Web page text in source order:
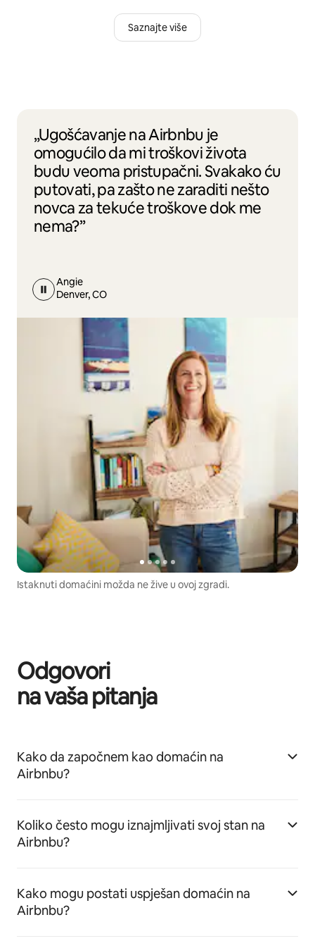
Saznajte više
„Ugošćavanje na Airbnbu je
omogućilo da mi troškovi života
budu veoma pristupačni. Svakako ću
putovati, pa zašto ne zaraditi nešto
novca za tekuće troškove dok me
nema?”
Angie
Denver, CO
Istaknuti domaćini možda ne žive u ovoj zgradi.
Odgovori
na vaša pitanja
Kako da započnem kao domaćin na
Airbnbu?
Koliko često mogu iznajmljivati svoj stan na
Airbnbu?
Kako mogu postati uspješan domaćin na
Airbnbu?